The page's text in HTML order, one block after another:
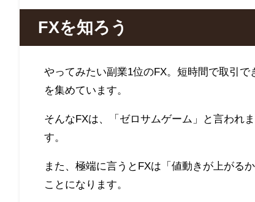
FXを知ろう
やってみたい副業1位のFX。短時間で取引
を集めています。
そんなFXは、「ゼロサムゲーム」と言われま
す。
また、極端に言うとFXは「値動きが上がる
ことになります。